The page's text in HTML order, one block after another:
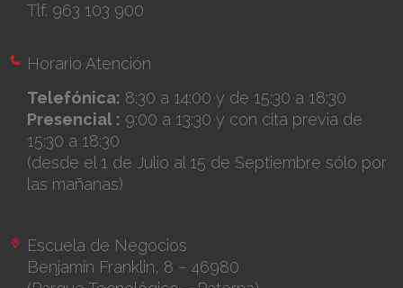
Tlf. 963 103 900
Horario Atención
Telefónica: 8:30 a 14:00 y de 15:30 a 18:30
Presencial : 9:00 a 13:30 y con cita previa de
15:30 a 18:30
(desde el 1 de Julio al 15 de Septiembre sólo por
las mañanas)
Escuela de Negocios
Benjamín Franklin, 8 – 46980